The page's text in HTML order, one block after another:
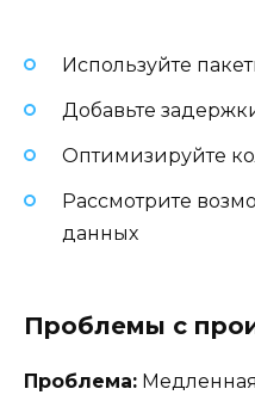
Используйте
Добавьте
Оптимизируйте
Рассмотрите
данных
Проблемы с
Проблема: